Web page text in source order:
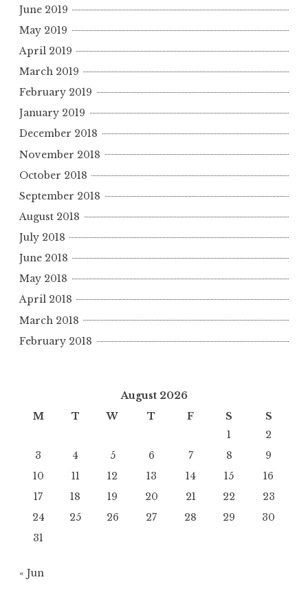
June 2019
May 2019
April 2019
March 2019
February 2019
January 2019
December 2018
November 2018
October 2018
September 2018
August 2018
July 2018
June 2018
May 2018
April 2018
March 2018
February 2018
August 2026
M
T W T F S
S
1
2
3
4 5 6 7 8
9
10
11 12 13 14 15
16
17
18 19 20 21 22
23
24
25 26 27 28 29
30
31
« Jun